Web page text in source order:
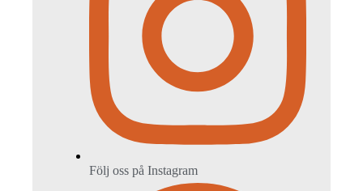
Följ oss på Instagram